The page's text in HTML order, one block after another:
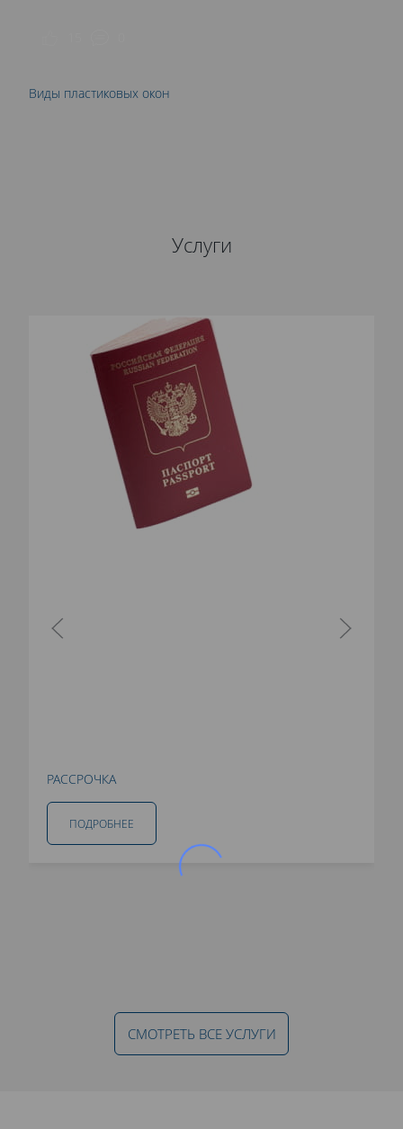
Виды пластиковых окон
Услуги
РАССРОЧКА
ПОДРОБНЕЕ
СМОТРЕТЬ ВСЕ УСЛУГИ